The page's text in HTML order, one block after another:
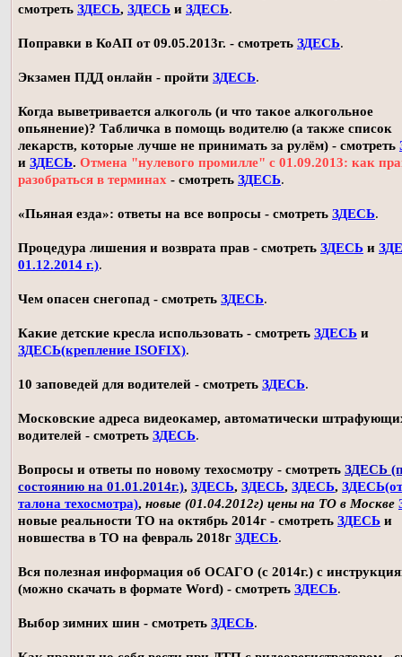
смотреть ЗДЕСЬ, ЗДЕСЬ и ЗДЕСЬ.
Поправки в КоАП от 09.05.2013г. - смотреть ЗДЕСЬ.
Экзамен ПДД онлайн - пройти ЗДЕСЬ.
Когда выветривается алкоголь (и что такое алкогольное
опьянение)? Табличка в помощь водителю (а также список
лекарств, которые лучше не принимать за рулём) - смотреть
и ЗДЕСЬ. Отмена "нулевого промилле" с 01.09.2013: как
разобраться в терминах - смотреть ЗДЕСЬ.
«Пьяная езда»: ответы на все вопросы - смотреть ЗДЕСЬ.
Процедура лишения и возврата прав - смотреть ЗДЕСЬ и
01.12.2014 г.).
Чем опасен снегопад - смотреть ЗДЕСЬ.
Какие детские кресла использовать - смотреть ЗДЕСЬ и
ЗДЕСЬ(крепление ISOFIX).
10 заповедей для водителей - смотреть ЗДЕСЬ.
Московские адреса видеокамер, автоматически
водителей - смотреть ЗДЕСЬ.
Вопросы и ответы по новому техосмотру - смотреть ЗДЕСЬ
состоянию на 01.01.2014г.), ЗДЕСЬ, ЗДЕСЬ, ЗДЕСЬ,
талона техосмотра), новые (01.04.2012г) цены на ТО в Москве
новые реальности ТО на октябрь 2014г - смотреть ЗДЕСЬ и
новшества в ТО на февраль 2018г ЗДЕСЬ.
Вся полезная информация об ОСАГО (с 2014г.) с
(можно скачать в формате Word) - смотреть ЗДЕСЬ.
Выбор зимних шин - смотреть ЗДЕСЬ.